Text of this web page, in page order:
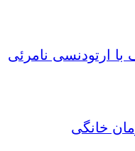
با ارتودنسی نامرئی
خانگی